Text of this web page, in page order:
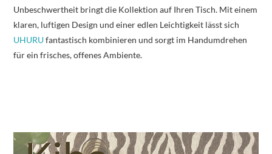
Unbeschwertheit bringt die Kollektion auf Ihren Tisch. Mit einem
klaren, luftigen Design und einer edlen Leichtigkeit lässt sich
UHURUfantastisch kombinieren und sorgt im Handumdrehen
für ein frisches, offenes Ambiente.